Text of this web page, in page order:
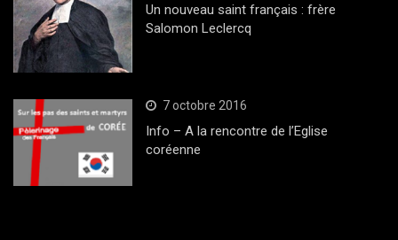
Un nouveau saint français : frère
Salomon Leclercq
7 octobre 2016
Info – A la rencontre de l’Eglise
coréenne